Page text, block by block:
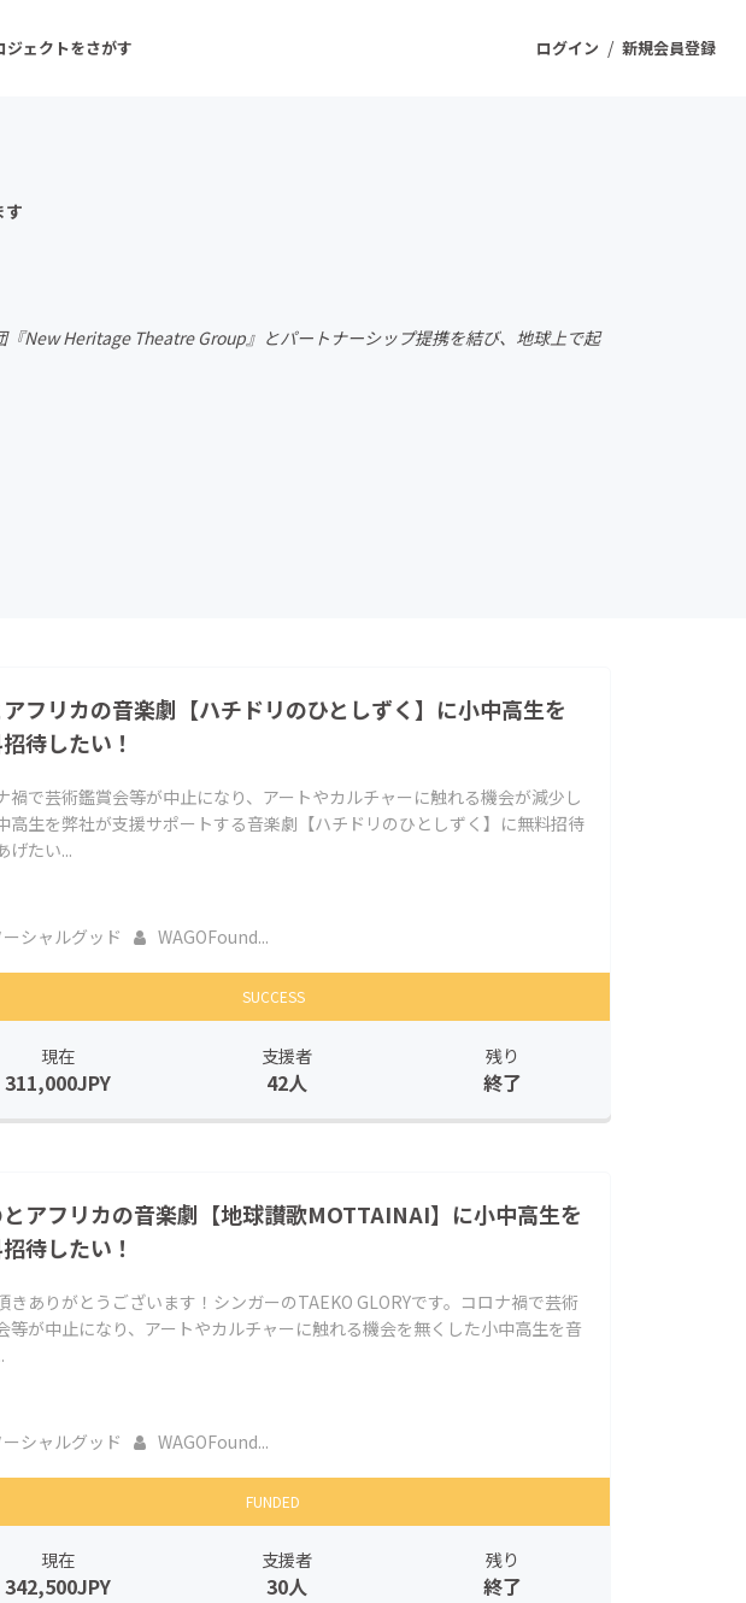
ログイン / 新規会員登録
ジェクトをさがす
フード・飲食店
ファッション
す
『New Heritage Theatre Group』とパートナーシップ提携を結び、地球上で起
フリカの音楽劇【ハチドリのひとしずく】に小中高生を
待したい！
禍で芸術鑑賞会等が中止になり、アートやカルチャーに触れる機会が減少し
高生を弊社が支援サポートする音楽劇【ハチドリのひとしずく】に無料招待
げたい...
ーシャルグッド WAGOFound...
SUCCESS
現在
311,000JPY
支援者
42人
残り
終了
アフリカの音楽劇【地球讃歌MOTTAINAI】に小中高生を
待したい！
きありがとうございます！シンガーのTAEKO GLORYです。コロナ禍で芸術
等が中止になり、アートやカルチャーに触れる機会を無くした小中高生を音
ーシャルグッド WAGOFound...
FUNDED
現在
342,500JPY
支援者
30人
残り
終了